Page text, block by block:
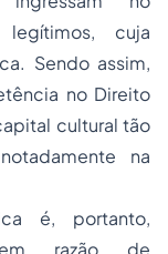
legítimos, cuja
Sendo assim,
no Direito
cultural tão
na
é, portanto,
razão de